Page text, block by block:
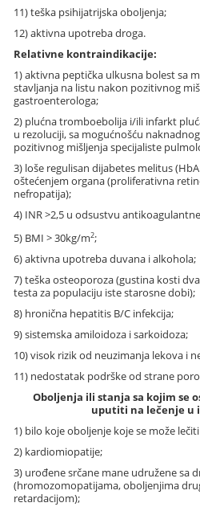
11) teška psihijatrijska oboljenja;
12) aktivna upotreba droga.
Relativne kontraindikacije:
1) aktivna peptička ulkusna bolest sa
stavljanja na listu nakon pozitivnog
gastroenterologa;
2) plućna tromboebolija i/ili infarkt
u rezoluciji, sa mogućnošću
pozitivnog mišljenja specijaliste
3) loše regulisan dijabetes melitus
oštećenjem organa (proliferativna
nefropatija);
4) INR >2,5 u odsustvu
5) BMI > 30kg/m2;
6) aktivna upotreba duvana i alkohola;
7) teška osteoporoza (gustina kosti
testa za populaciju iste starosne dobi);
8) hronična hepatitis B/C infekcija;
9) sistemska amiloidoza i sarkoidoza;
10) visok rizik od neuzimanja lekova i
11) nedostatak podrške od strane
Oboljenja ili stanja sa kojim se
uputiti na lečenje u
1) bilo koje oboljenje koje se može
2) kardiomiopatije;
3) urođene srčane mane udružene sa
(hromozomopatijama, oboljenjima
retardacijom);